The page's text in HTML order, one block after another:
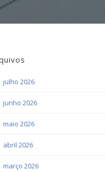
julho 2026
junho 2026
maio 2026
abril 2026
março 2026